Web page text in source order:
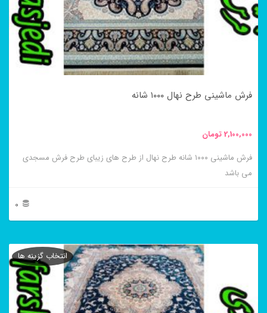
گزینه
ها
صفحه
انتخاب
شوند
فرش ماشینی طرح نهال ۱۰۰۰ شانه
2,100,000تومان
فرش ماشینی ۱۰۰۰ شانه طرح نهال از طرح های زیبای طرح فرش مسجدی
می باشد
0
محصول
مختلفی
انتخاب گزینه ها